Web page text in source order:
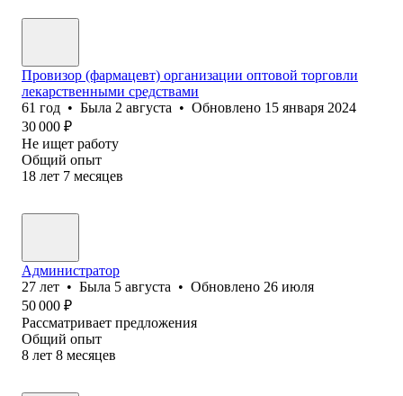
Провизор (фармацевт) организации оптовой торговли
лекарственными средствами
61 год • Была 2 августа • Обновлено 15 января 2024
30 000 ₽
Не ищет работу
Общий опыт
18 лет 7 месяцев
Администратор
27 лет • Была 5 августа • Обновлено 26 июля
50 000 ₽
Рассматривает предложения
Общий опыт
8 лет 8 месяцев